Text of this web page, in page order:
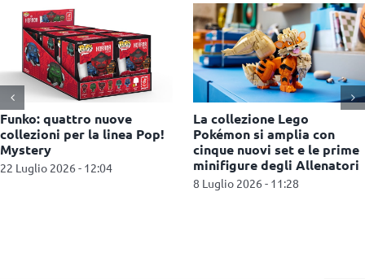
Miniso porta in Italia i
collezionabili Yoyo e lancia
una campagna di
comunicazione a Milano
Barbie, arriva la
Signature doll
Miley Cyrus
1 Luglio 2026 - 11:32